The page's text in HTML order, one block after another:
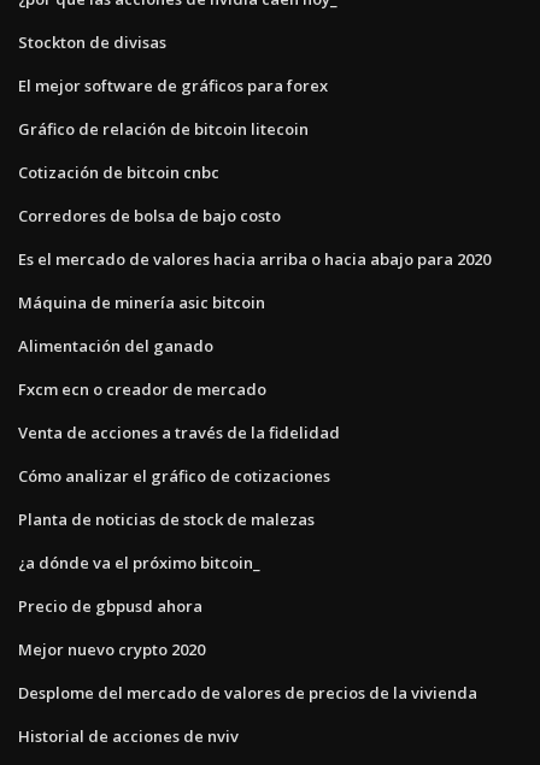
Stockton de divisas
El mejor software de gráficos para forex
Gráfico de relación de bitcoin litecoin
Cotización de bitcoin cnbc
Corredores de bolsa de bajo costo
Es el mercado de valores hacia arriba o hacia abajo para 2020
Máquina de minería asic bitcoin
Alimentación del ganado
Fxcm ecn o creador de mercado
Venta de acciones a través de la fidelidad
Cómo analizar el gráfico de cotizaciones
Planta de noticias de stock de malezas
¿a dónde va el próximo bitcoin_
Precio de gbpusd ahora
Mejor nuevo crypto 2020
Desplome del mercado de valores de precios de la vivienda
Historial de acciones de nviv